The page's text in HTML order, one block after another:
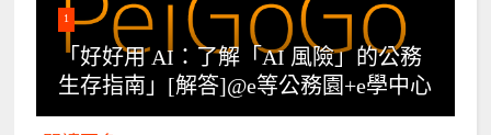
1
「好好用 AI：了解「AI 風險」的公務
生存指南」[解答]@e等公務園+e學中心